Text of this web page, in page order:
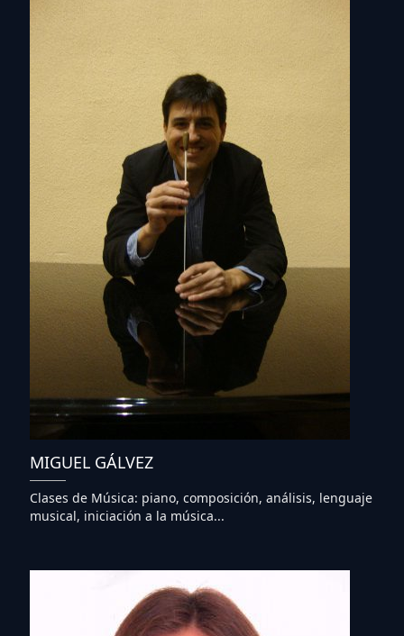
MIGUEL GÁLVEZ
Clases de Música: piano, composición, análisis, lenguaje
musical, iniciación a la música...